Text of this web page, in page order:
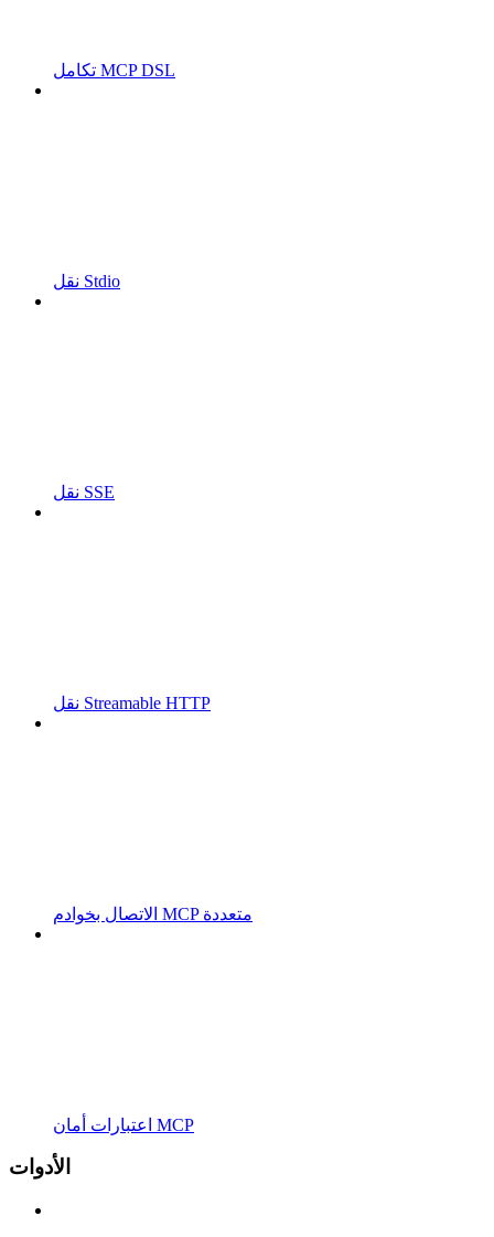
تكامل MCP DSL
نقل Stdio
نقل SSE
نقل Streamable HTTP
الاتصال بخوادم MCP متعددة
اعتبارات أمان MCP
الأدوات